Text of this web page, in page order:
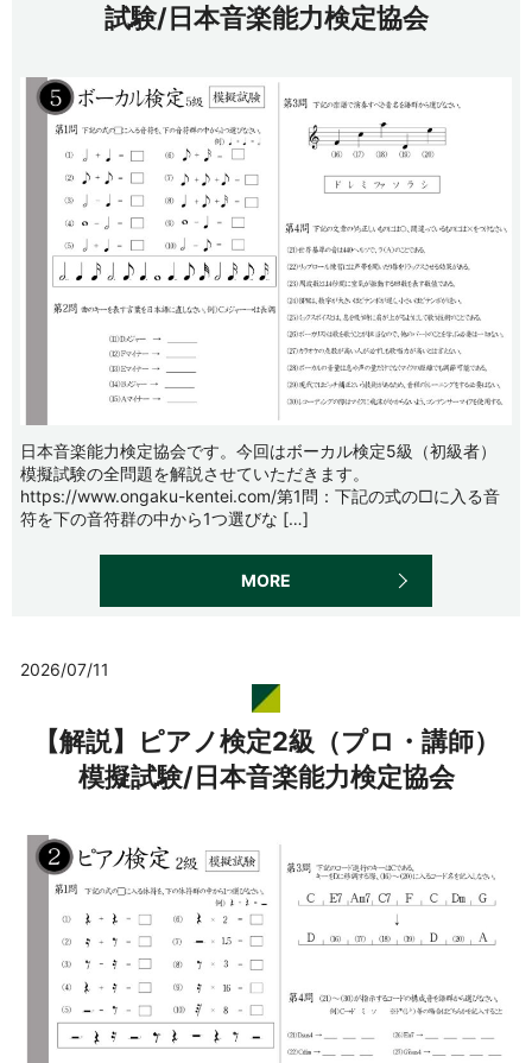
試験/日本音楽能力検定協会
日本音楽能力検定協会です。今回はボーカル検定5級（初級者）
模擬試験の全問題を解説させていただきます。
https://www.ongaku-kentei.com/第1問：下記の式の□に入る音
符を下の音符群の中から1つ選びな […]
MORE
2026/07/11
【解説】ピアノ検定2級（プロ・講師）
模擬試験/日本音楽能力検定協会